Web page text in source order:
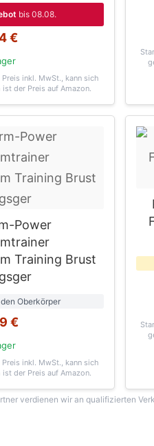
bis 08.08.
€
Preis inkl. MwSt., kann sich
der Preis auf Amazon.
Power
Training Brust
Oberkörper
€
Preis inkl. MwSt., kann sich
der Preis auf Amazon.
verdienen wir an qualifizierten